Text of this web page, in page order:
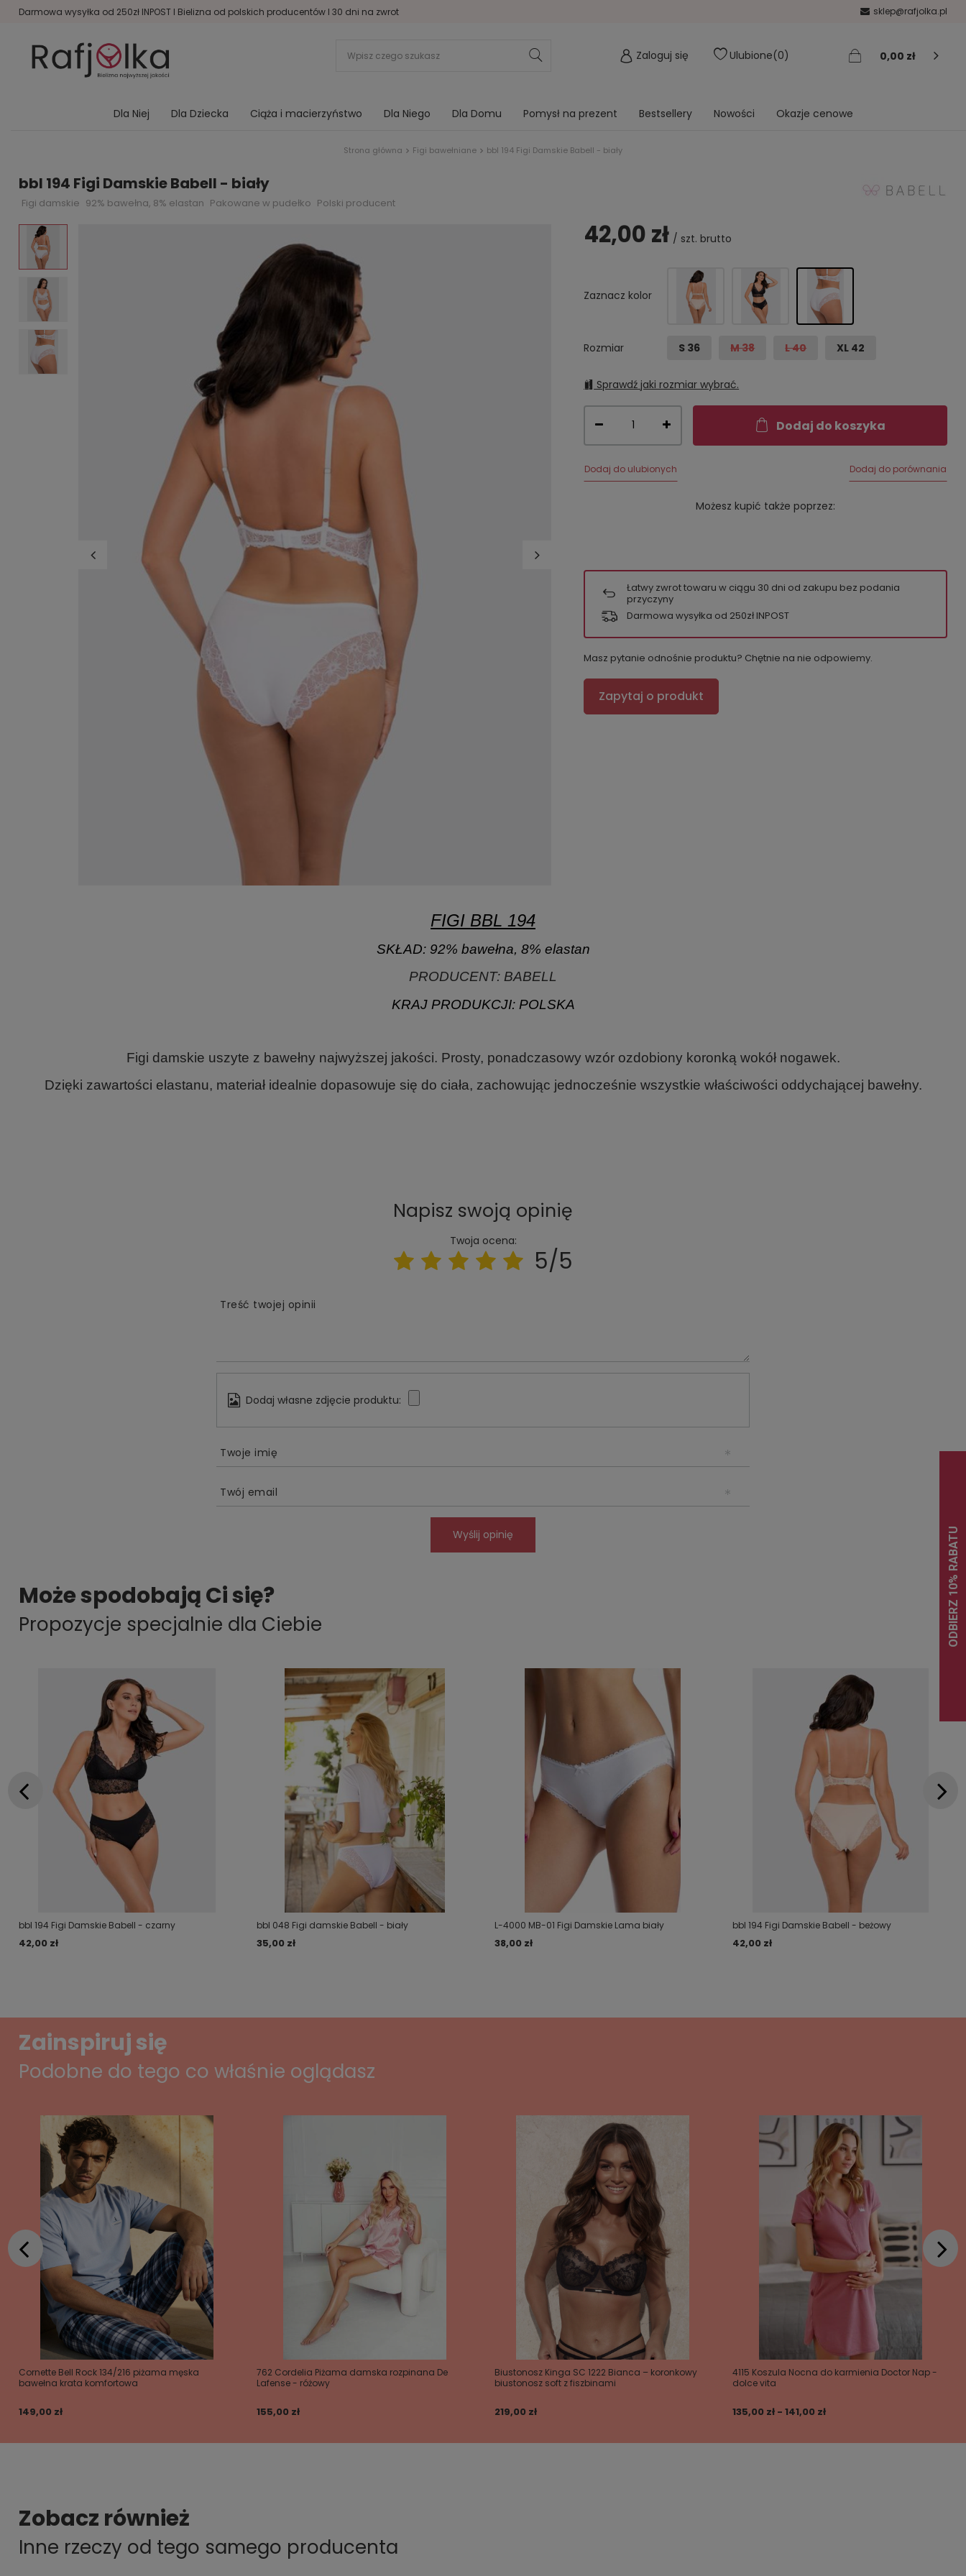
Darmowa wysyłka od 250zł INPOST I Bielizna od polskich producentów I 30 dni na zwrot sklep@rafjolka.pl
Zaloguj się Ulubione 0 0,00 zł
Dla Niej Dla Dziecka Ciąża i macierzyństwo Dla Niego Dla Domu Pomysł na prezent Bestsellery Nowości Okazje cenowe
Strona główna Figi bawełniane bbl 194 Figi Damskie Babell - biały
bbl 194 Figi Damskie Babell - biały
Figi damskie 92% bawełna, 8% elastan Pakowane w pudełko Polski producent
42,00 zł / szt. brutto
Zaznacz kolor
Rozmiar S 36 M 38 L 40 XL 42
Sprawdź jaki rozmiar wybrać.
Dodaj do koszyka
Dodaj do ulubionych Dodaj do porównania
Możesz kupić także poprzez:
Łatwy zwrot towaru w ciągu 30 dni od zakupu bez podania
przyczyny
Darmowa wysyłka od 250zł INPOST
Masz pytanie odnośnie produktu? Chętnie na nie odpowiemy.
Zapytaj o produkt
FIGI BBL 194
SKŁAD: 92% bawełna, 8% elastan
PRODUCENT: BABELL
KRAJ PRODUKCJI: POLSKA
Figi damskie uszyte z bawełny najwyższej jakości. Prosty, ponadczasowy wzór ozdobiony koronką wokół nogawek.
Dzięki zawartości elastanu, materiał idealnie dopasowuje się do ciała, zachowując jednocześnie wszystkie właściwości oddychającej bawełny.
Napisz swoją opinię
Twoja ocena:
5/5
Treść twojej opinii
Dodaj własne zdjęcie produktu:
Twoje imię
Twój email
Wyślij opinię
Może spodobają Ci się?
Propozycje specjalnie dla Ciebie
bbl 194 Figi Damskie Babell - czarny
42,00 zł
bbl 048 Figi damskie Babell - biały
35,00 zł
L-4000 MB-01 Figi Damskie Lama biały
38,00 zł
bbl 194 Figi Damskie Babell - beżowy
42,00 zł
Zainspiruj się
Podobne do tego co właśnie oglądasz
Cornette Bell Rock 134/216 piżama męska
bawełna krata komfortowa
149,00 zł
762 Cordelia Piżama damska rozpinana De
Lafense - różowy
155,00 zł
Biustonosz Kinga SC 1222 Bianca – koronkowy
biustonosz soft z fiszbinami
219,00 zł
4115 Koszula Nocna do karmienia Doctor Nap -
dolce vita
135,00 zł - 141,00 zł
Zobacz również
Inne rzeczy od tego samego producenta